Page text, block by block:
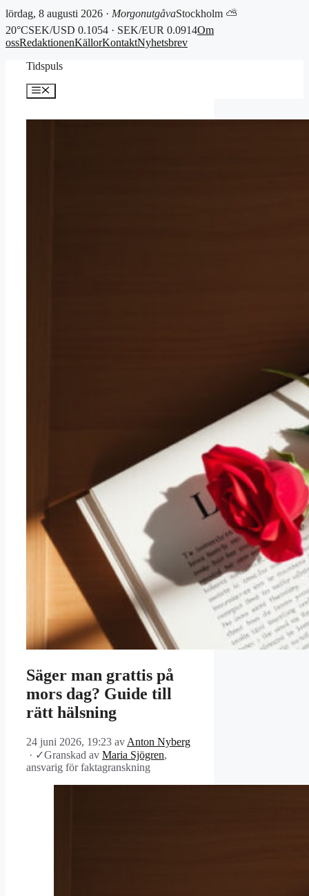
lördag, 8 augusti 2026 · MorgonutgåvaStockholm ⛅
20°CSEK/USD 0.1054 · SEK/EUR 0.0914Om
ossRedaktionenKällorKontaktNyhetsbrev
Tidspuls
Meny
Säger man grattis på
mors dag? Guide till
rätt hälsning
24 juni 2026, 19:23 av Anton Nyberg
· ✓Granskad av Maria Sjögren,
ansvarig för faktagranskning